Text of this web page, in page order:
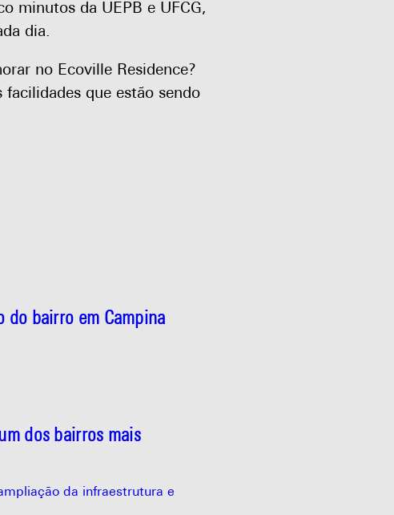
minutos da UEPB e UFCG,
dia.
no Ecoville Residence?
que estão sendo
do bairro em Campina
dos bairros mais
da infraestrutura e